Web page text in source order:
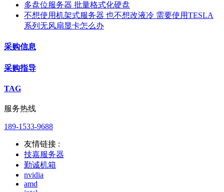
多盘位服务器 批量格式化硬盘
不想使用机架式服务器 也不想改液冷 需要使用TESLA
系列无风扇显卡怎么办
采购信息
采购指导
TAG
服务热线
189-1533-9688
友情链接 :
技嘉服务器
勤诚机箱
nvidia
amd